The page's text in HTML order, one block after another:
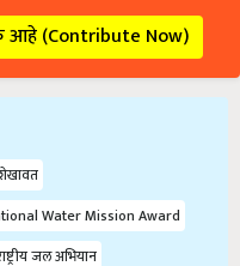
आहे (Contribute Now)
Water Mission Award
जल अभियान